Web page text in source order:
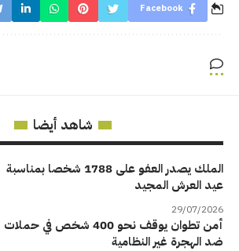
Facebook
شاهد أيضا
الملك يصدر العفو على 1788 شخصا بمناسبة
عيد العرش المجيد
29/07/2026
أمن تطوان يوقف نحو 400 شخص في حملات
ضد الهجرة غير النظامية